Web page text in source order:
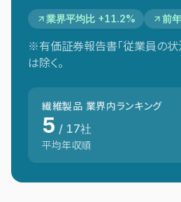
業界平均比 +11.2% 前
※有価証券報告書「従業員の状
は除く。
繊維製品 業界内ランキング
5 / 17社
平均年収順